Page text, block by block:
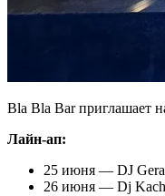
Bla Bla Bar приглашает
Лайн-ап:
25 июня — DJ
26 июня — Dj